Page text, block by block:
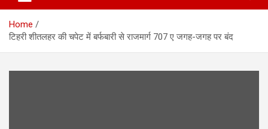
Home
टिहरी शीतलहर की चपेट में बर्फबारी से राजमार्ग 707 ए जगह-जगह पर बंद